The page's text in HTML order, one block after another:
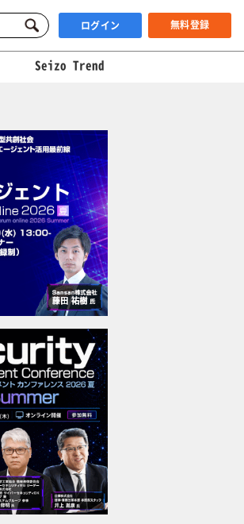
ログイン 無料登録
Seizo Trend